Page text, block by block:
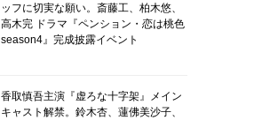
ッフに切実な願い。斎藤工、柏木悠、
高木完 ドラマ『ペンション・恋は桃色
season4』完成披露イベント
香取慎吾主演『虚ろな十字架』メイン
キャスト解禁。鈴木杏、蓮佛美沙子、